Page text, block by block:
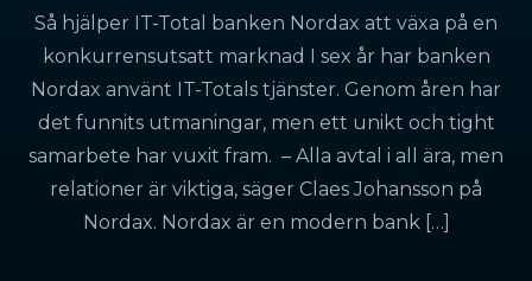
Så hjälper IT-Total banken Nordax att växa på en
konkurrensutsatt marknad I sex år har banken
Nordax använt IT-Totals tjänster. Genom åren har
det funnits utmaningar, men ett unikt och tight
samarbete har vuxit fram. – Alla avtal i all ära, men
relationer är viktiga, säger Claes Johansson på
Nordax. Nordax är en modern bank […]